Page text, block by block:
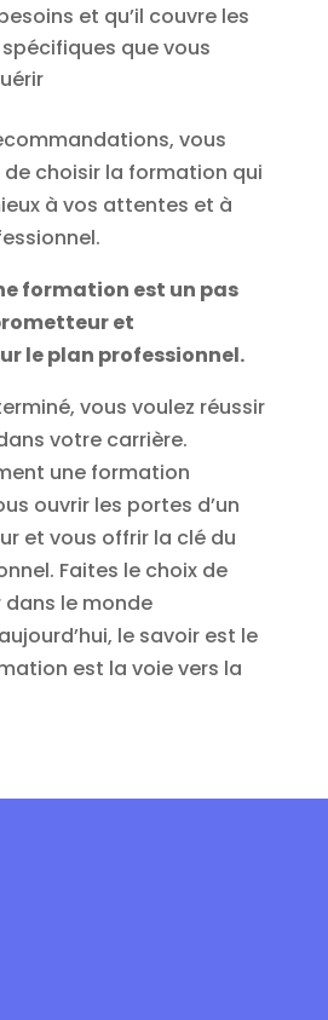
et qu’il couvre les
que vous
vous
de choisir la formation qui
à vos attentes et à
formation est un pas
et
le plan professionnel.
vous voulez réussir
votre carrière.
une formation
ouvrir les portes d’un
et vous offrir la clé du
Faites le choix de
le monde
le savoir est le
est la voie vers la